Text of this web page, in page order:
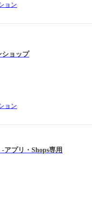
ョン
ショップ
ョン
アプリ・Shops専用